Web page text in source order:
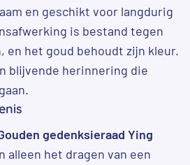
en geschikt voor langdurig
is bestand tegen
en het goud behoudt zijn kleur.
blijvende herinnering die
gedenksieraad Ying
alleen het dragen van een